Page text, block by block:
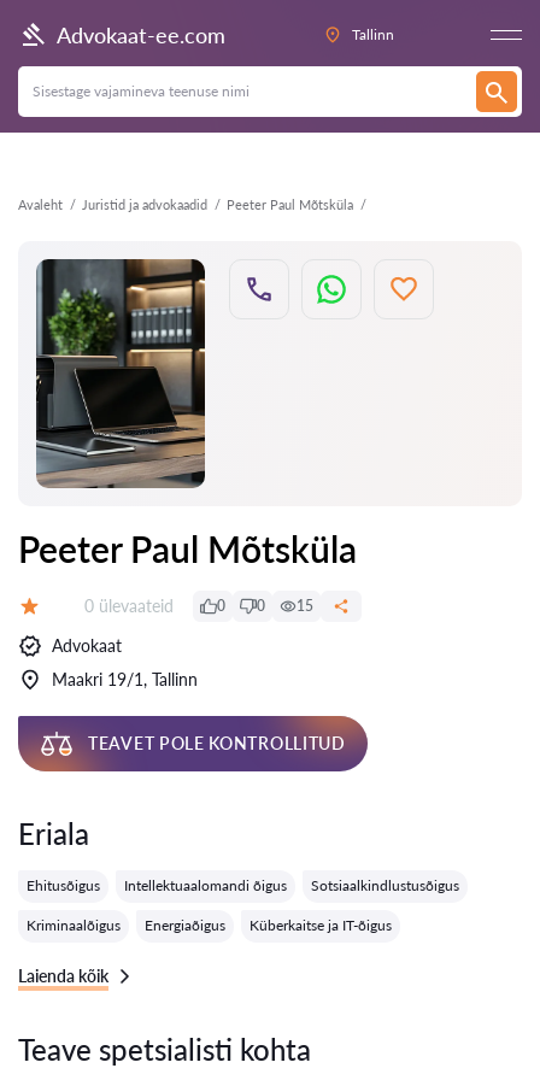
Advokaat-ee.com Tallinn
Avaleht Juristid ja advokaadid Peeter Paul Mõtsküla
Tagasi
Peeter Paul Mõtsküla
Ülevaateid:
0 ülevaateid 0 0 15
Advokaat
Maakri 19/1, Tallinn
TEAVET POLE KONTROLLITUD
Eriala
Ehitusõigus Intellektuaalomandi õigus Sotsiaalkindlustusõigus
Kriminaalõigus Energiaõigus Küberkaitse ja IT-õigus
Laienda kõik
Teave spetsialisti kohta